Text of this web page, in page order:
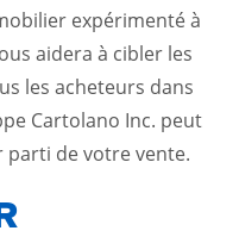
expérimenté à
aidera à cibler les
les acheteurs dans
Cartolano Inc. peut
de votre vente.